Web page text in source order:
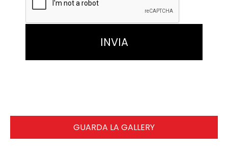
GUARDA LA GALLERY